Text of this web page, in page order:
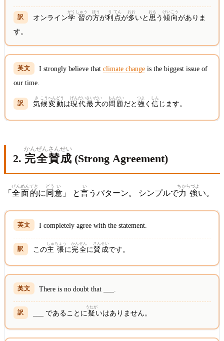
オンライン学
がく
習
しゅう
の方
ほう
が利
り
点
てん
が多
おお
いと思
おも
う傾
けい
向
こう
がありま
す。
I strongly believe thatclimate change is the biggest issue of
our time.
気
き
候
こう
変
へん
動
どう
は現
げん
代
だい
最大
さいだい
の問
もん
題
だい
だと強
つよ
く信
しん
じます。
2. 完
かん
全
ぜん
賛
さん
成
せい
(Strong Agreement)
「 全
ぜん
面
めん
的
てき
に 同
どう
意
い
」 と言
い
うパターン。 シンプルで力強
ちからづよ
い。
I completely agree with the statement.
この主
しゅ
張
ちょう
に 完
かん
全
ぜん
に賛
さん
成
せい
です。
There is no doubt that ___.
___ であることに 疑
うたが
いはありません。